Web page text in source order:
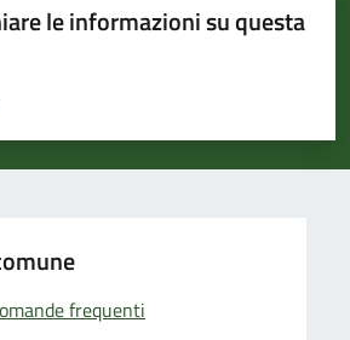
le informazioni su questa
5 stelle su 5
stelle su 5
su 5
5
frequenti